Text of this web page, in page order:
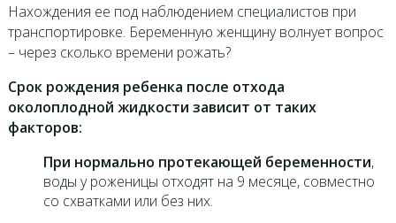
Нахождения ее под наблюдением специалистов при
транспортировке. Беременную женщину волнует вопрос
– через сколько времени рожать?
Срок рождения ребенка после отхода
околоплодной жидкости зависит от таких
факторов:
При нормально протекающей беременности,
воды у роженицы отходят на 9 месяце, совместно
со схватками или без них.